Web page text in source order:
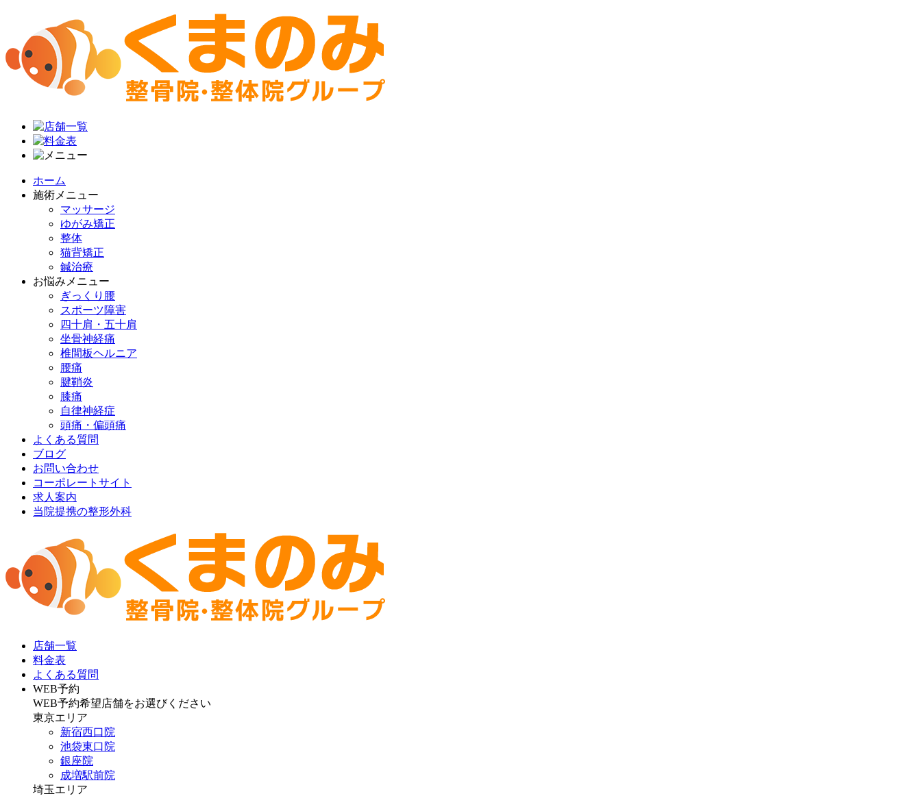
ホーム
施術メニュー
マッサージ
ゆがみ矯正
整体
猫背矯正
鍼治療
お悩みメニュー
ぎっくり腰
スポーツ障害
四十肩・五十肩
坐骨神経痛
椎間板ヘルニア
腰痛
腱鞘炎
膝痛
自律神経症
頭痛・偏頭痛
よくある質問
ブログ
お問い合わせ
コーポレートサイト
求人案内
当院提携の整形外科
店舗一覧
料金表
よくある質問
WEB予約
WEB予約希望店舗をお選びください
東京エリア
新宿西口院
池袋東口院
銀座院
成増駅前院
埼玉エリア